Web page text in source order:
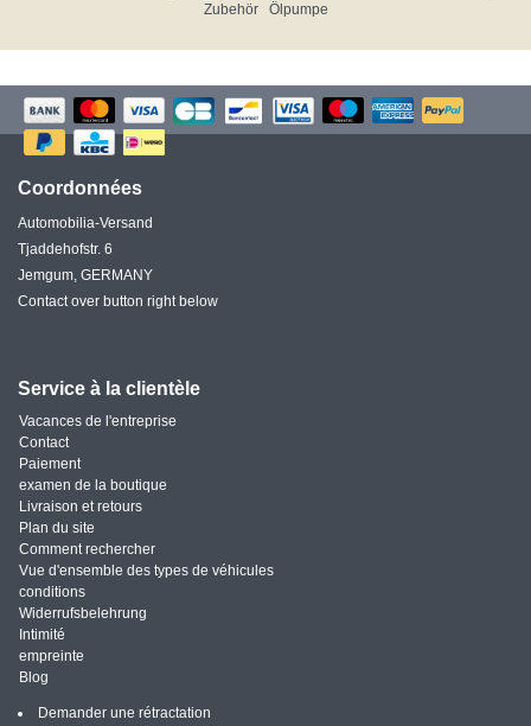
Zubehör
Ölpumpe
Coordonnées
Automobilia-Versand
Tjaddehofstr. 6
Jemgum, GERMANY
Contact over button right below
Service à la clientèle
Vacances de l'entreprise
Contact
Paiement
examen de la boutique
Livraison et retours
Plan du site
Comment rechercher
Vue d'ensemble des types de véhicules
conditions
Widerrufsbelehrung
Intimité
empreinte
Blog
Demander une rétractation